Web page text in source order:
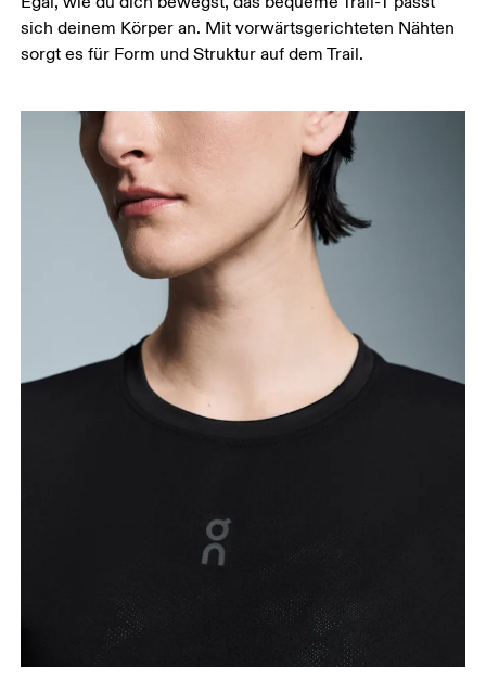
sich deinem Körper an. Mit vorwärtsgerichteten Nähten
sorgt es für Form und Struktur auf dem Trail.